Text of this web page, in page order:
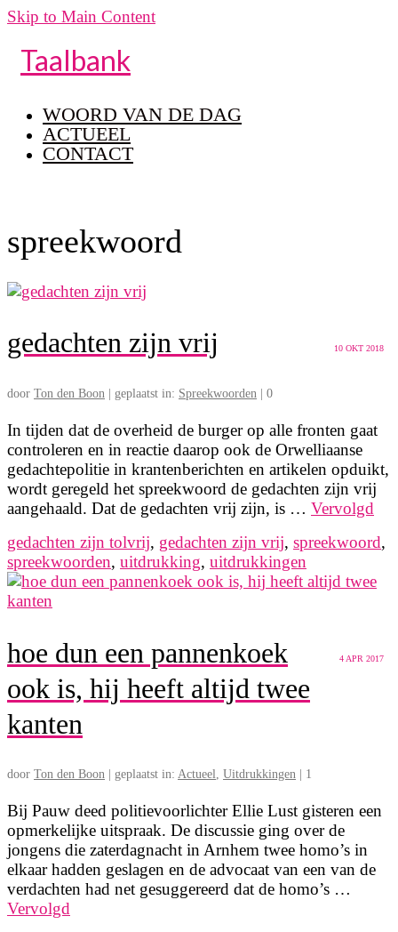
Skip to Main Content
Taalbank
WOORD VAN DE DAG
ACTUEEL
CONTACT
spreekwoord
10 OKT 2018
gedachten zijn vrij
door Ton den Boon geplaatst in: Spreekwoorden 0
In tijden dat de overheid de burger op alle fronten gaat
controleren en in reactie daarop ook de Orwelliaanse
gedachtepolitie in krantenberichten en artikelen opduikt,
wordt geregeld het spreekwoord de gedachten zijn vrij
aangehaald. Dat de gedachten vrij zijn, is … Vervolgd
gedachten zijn tolvrij, gedachten zijn vrij, spreekwoord,
spreekwoorden, uitdrukking, uitdrukkingen
4 APR 2017
hoe dun een pannenkoek
ook is, hij heeft altijd twee
kanten
door Ton den Boon geplaatst in: Actueel, Uitdrukkingen 1
Bij Pauw deed politievoorlichter Ellie Lust gisteren een
opmerkelijke uitspraak. De discussie ging over de
jongens die zaterdagnacht in Arnhem twee homo’s in
elkaar hadden geslagen en de advocaat van een van de
verdachten had net gesuggereerd dat de homo’s …
Vervolgd